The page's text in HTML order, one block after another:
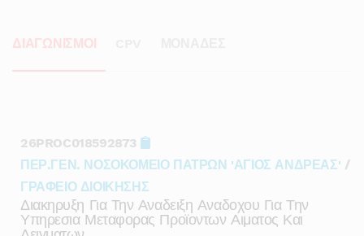
ΔΙΑΓΩΝΙΣΜΟΙ
26PROC018592873
ΠΕΡ.ΓΕΝ. ΝΟΣΟΚΟΜΕΙΟ ΠΑΤΡΩΝ 'ΑΓΙΟΣ ΑΝΔΡΕΑΣ' /
ΓΡΑΦΕΙΟ ΔΙΟΙΚΗΣΗΣ
Διακηρυξη Για Την Αναδειξη Αναδοχου Για Την
Υπηρεσια Μεταφορας Προϊοντων Αιματος Και